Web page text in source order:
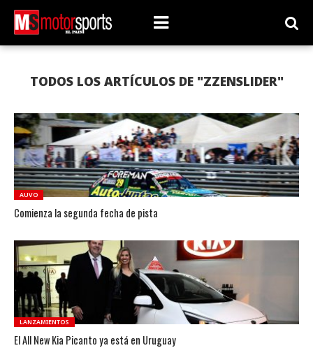
TODOS LOS ARTÍCULOS DE "ZZENSLIDER"
AUVO
Comienza la segunda fecha de pista
LANZAMIENTOS
El All New Kia Picanto ya está en Uruguay